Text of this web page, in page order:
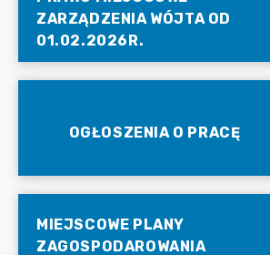
ZARZĄDZENIA WÓJTA OD
01.02.2026R.
OGŁOSZENIA O PRACĘ
MIEJSCOWE PLANY
ZAGOSPODAROWANIA